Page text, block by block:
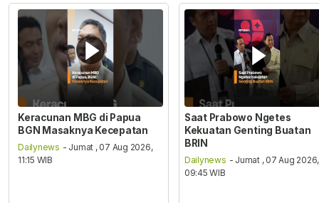
Keracunan MBG di Papua
BGN Masaknya Kecepatan
Dailynews - Jumat , 07 Aug 2026,
11:15 WIB
Saat Prabowo Ngetes
Kekuatan Genting Buatan
BRIN
Dailynews - Jumat , 07 Aug 2026,
09:45 WIB